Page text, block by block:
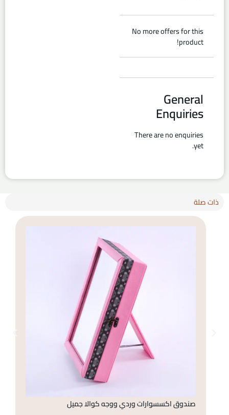
No more offers for this
product!
General
Enquiries
There are no enquiries
yet.
ذات صلة
صندوق اكسسوارات وردي ووجه كوالا جميل